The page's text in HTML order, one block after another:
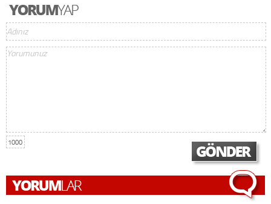
1000